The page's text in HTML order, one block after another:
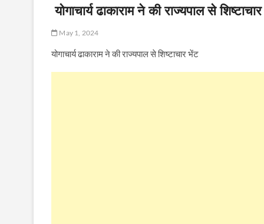
योगाचार्य ढाकाराम ने की राज्यपाल से
May 1, 2024
योगाचार्य ढाकाराम ने की राज्यपाल से शिष्टाचार भेंट